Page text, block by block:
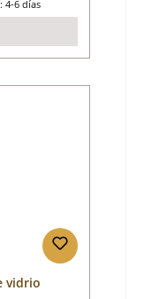
4-6 días
vidrio